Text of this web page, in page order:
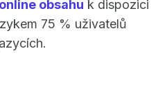
obsahu k dispozici
75 % uživatelů